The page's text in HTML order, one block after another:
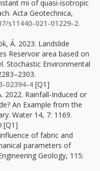
mi of quasi-isotropic
Acta Geotechnica,
s11440-021-01229-2.
Á. 2023. Landslide
Reservoir area based on
Stochastic Environmental
02394-4 [Q1]
2022. Rainfall-Induced or
An Example from the
Water 14, 7: 1169.
[Q1]
of fabric and
parameters of
Geology, 115: